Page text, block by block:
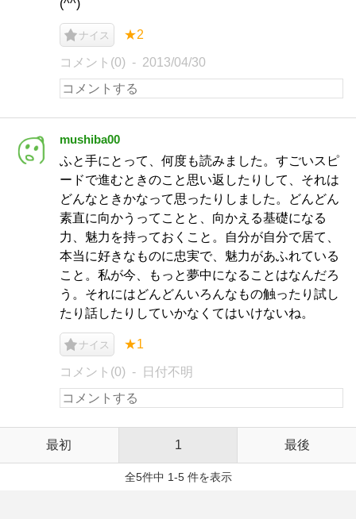
(^^)
ナイス ★2
コメント(0) 2013/04/30
mushiba00
ふと手にとって、何度も読みました。すごいスピ
ードで進むときのこと思い返したりして、それは
どんなときかなって思ったりしました。どんどん
素直に向かうってことと、向かえる基礎になる
力、魅力を持っておくこと。自分が自分で居て、
本当に好きなものに忠実で、魅力があふれている
こと。私が今、もっと夢中になることはなんだろ
う。それにはどんどんいろんなもの触ったり試し
たり話したりしていかなくてはいけないね。
ナイス ★1
コメント(0) 日付不明
最初 1 最後
全5件中 1-5 件を表示